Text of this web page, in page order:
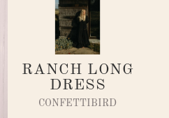
RANCH LONG
DRESS
CONFETTIBIRD